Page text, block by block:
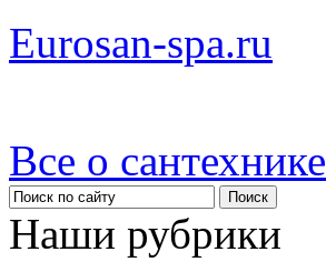
Eurosan-spa.ru
Все о сантехнике
Наши рубрики